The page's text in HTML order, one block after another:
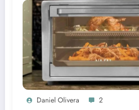
Daniel Olivera 2